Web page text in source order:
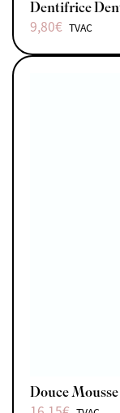
Dentifrice
9,80€ TVAC
Douce Mousse